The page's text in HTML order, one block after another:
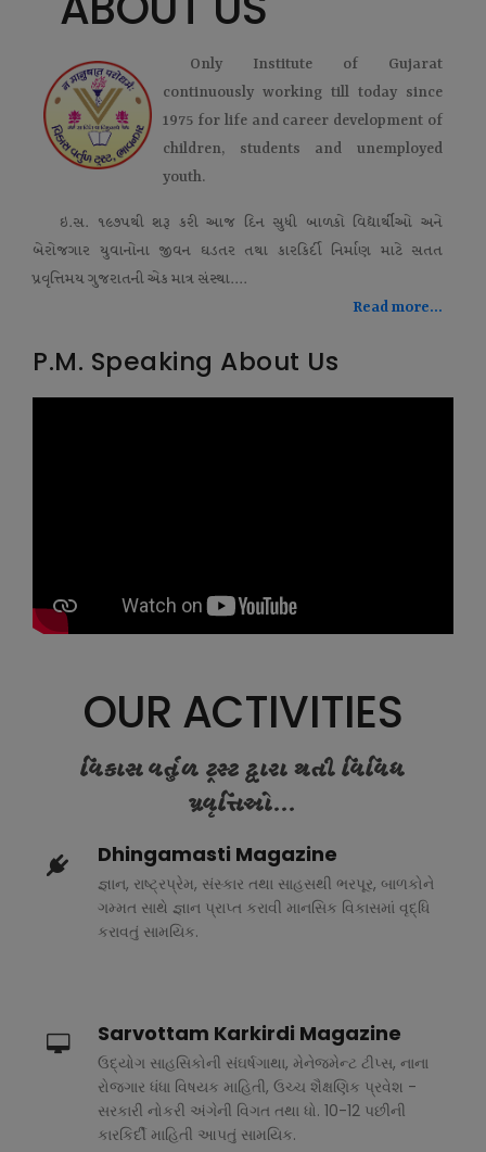
Only Institute of Gujarat
continuously working till today since
1975 for life and career development of
children, students and unemployed
youth.
ઇ.સ. ૧૯૭૫થી શરૂ કરી આજ દિન સુધી બાળકો વિદ્યાર્થીઓ અને
બેરોજગાર યુવાનોના જીવન ઘડતર તથા કારકિર્દી નિર્માણ માટે સતત
પ્રવૃત્તિમય ગુજરાતની એક માત્ર સંસ્થા....
Read more...
P.M. Speaking About Us
OUR ACTIVITIES
વિકાસ વર્તુળ ટ્રસ્ટ દ્વારા થતી વિવિધ
પ્રવૃત્તિઓ...
Dhingamasti Magazine
જ્ઞાન, રાષ્ટ્રપ્રેમ, સંસ્કાર તથા સાહસથી ભરપૂર, બાળકોને
ગમ્મત સાથે જ્ઞાન પ્રાપ્ત કરાવી માનસિક વિકાસમાં વૃદ્ધિ
કરાવતું સામયિક.
Sarvottam Karkirdi Magazine
ઉદ્યોગ સાહસિકોની સંઘર્ષગાથા, મેનેજમેન્ટ ટીપ્સ, નાના
રોજગાર ધંધા વિષયક માહિતી, ઉચ્ચ શૈક્ષણિક પ્રવેશ -
સરકારી નોકરી અંગેની વિગત તથા ધો. 10-12 પછીની
કારકિર્દી માહિતી આપતું સામયિક.